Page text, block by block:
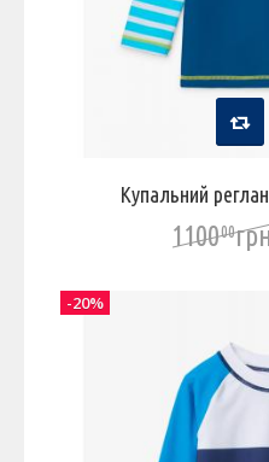
Купальний
110000
-20%